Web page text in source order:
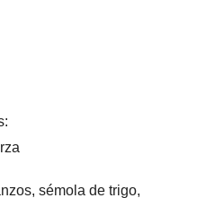
sémola de trigo,